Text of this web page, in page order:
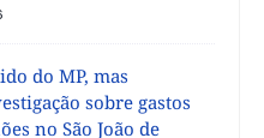
do MP, mas
sobre gastos
no São João de